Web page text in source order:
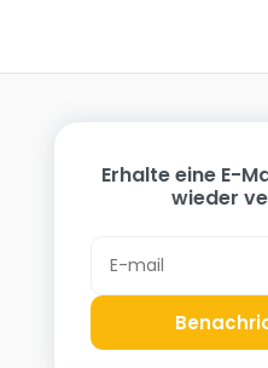
Erhalte eine E-
wieder